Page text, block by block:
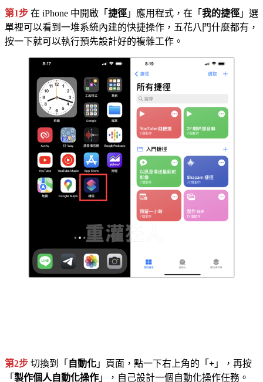
第1步 在 iPhone 中開啟「 捷徑 」應用程式，在「 我的捷徑 」選
單裡可以看到一堆系統內建的快捷操作，五花八門什麼都有，
按一下就可以執行預先設計好的複雜工作。
第2步 切換到「 自動化 」頁面，點一下右上角的「 + 」，再按
「 製作個人自動化操作 」，自己設計一個自動化操作任務。